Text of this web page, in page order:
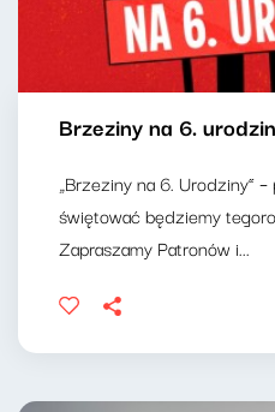
Brzeziny na 6.
„Brzeziny na 6. Urodziny”
świętować będziemy
Zapraszamy Patronów i...